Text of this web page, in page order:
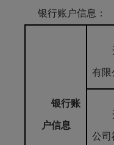
银行账户信息：
银行账
户信息
开
有限
开
公司